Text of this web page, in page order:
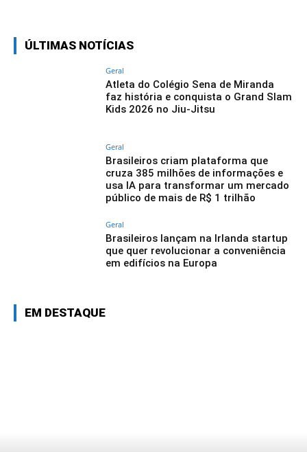
ÚLTIMAS NOTÍCIAS
Geral
Atleta do Colégio Sena de Miranda
faz história e conquista o Grand Slam
Kids 2026 no Jiu-Jitsu
Geral
Brasileiros criam plataforma que
cruza 385 milhões de informações e
usa IA para transformar um mercado
público de mais de R$ 1 trilhão
Geral
Brasileiros lançam na Irlanda startup
que quer revolucionar a conveniência
em edifícios na Europa
EM DESTAQUE